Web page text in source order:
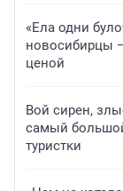
«Ела одни
новосибирцы
ценой
Вой сирен,
самый
туристки